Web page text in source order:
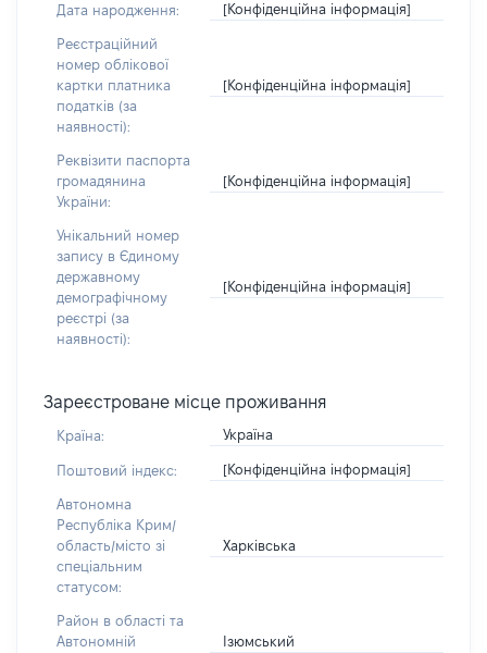
Дата народження: [Конфіденційна інформація]
Реєстраційний
номер облікової
картки платника
податків (за
наявності):
[Конфіденційна інформація]
Реквізити паспорта
громадянина
України:
[Конфіденційна інформація]
Унікальний номер
запису в Єдиному
державному
демографічному
реєстрі (за
наявності):
[Конфіденційна інформація]
Зареєстроване місце проживання
Країна: Україна
Поштовий індекс: [Конфіденційна інформація]
Автономна
Республіка Крим/
область/місто зі
спеціальним
статусом:
Харківська
Район в області та
Автономній
Ізюмський